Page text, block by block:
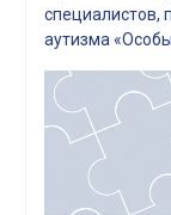
специалистов,
аутизма